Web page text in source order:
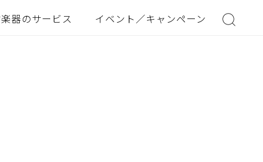
器のサービス イベント／キャンペーン